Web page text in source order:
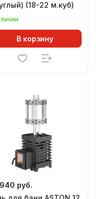
(18-22 м.куб)
В корзину
руб.